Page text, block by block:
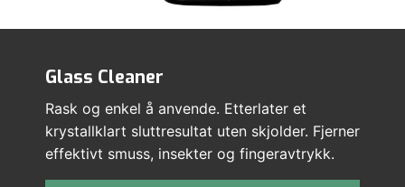
Glass Cleaner
Rask og enkel å anvende. Etterlater et
krystallklart sluttresultat uten skjolder. Fjerner
effektivt smuss, insekter og fingeravtrykk.